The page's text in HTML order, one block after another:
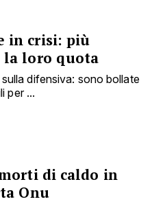
in crisi: più
la loro quota
difensiva: sono bollate
per ...
di caldo in
Onu